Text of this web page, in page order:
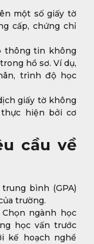
một số giấy tờ
cấp, chứng chỉ
thông tin không
hồ sơ. Ví dụ,
trình độ học
giấy tờ không
hiện bởi cơ
cầu về
bình (GPA)
trường.
Chọn ngành học
học vấn trước
kế hoạch nghề